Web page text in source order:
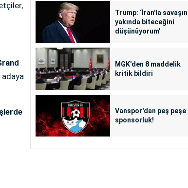
adaya
Trump: ‘İran'la savaşın
yakında biteceğini
düşünüyorum’
MGK'den 8 maddelik
kritik bildiri
Vanspor'dan peş peşe
sponsorluk!